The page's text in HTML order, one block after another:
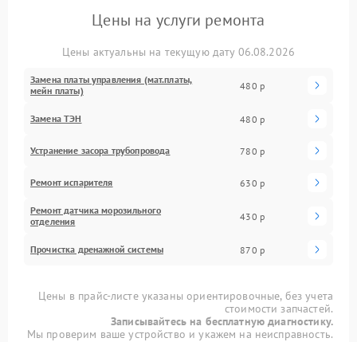
Цены на услуги ремонта
Цены актуальны на текущую дату 06.08.2026
Замена платы управления (мат.платы,
мейн платы)
480 р
Замена ТЭН 480 р
Устранение засора трубопровода 780 р
Ремонт испарителя 630 р
Ремонт датчика морозильного
отделения
430 р
Прочистка дренажной системы 870 р
Цены в прайс-листе указаны ориентировочные, без учета
стоимости запчастей.
Записывайтесь на бесплатную диагностику.
Мы проверим ваше устройство и укажем на неисправность.